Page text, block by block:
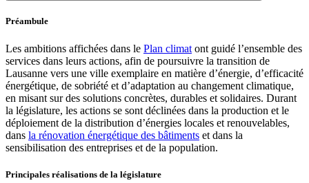
Préambule
Les ambitions affichées dans le Plan climat ont guidé l’ensemble des
services dans leurs actions, afin de poursuivre la transition de
Lausanne vers une ville exemplaire en matière d’énergie, d’efficacité
énergétique, de sobriété et d’adaptation au changement climatique,
en misant sur des solutions concrètes, durables et solidaires. Durant
la législature, les actions se sont déclinées dans la production et le
déploiement de la distribution d’énergies locales et renouvelables,
dans la rénovation énergétique des bâtiments et dans la
sensibilisation des entreprises et de la population.
Principales réalisations de la législature